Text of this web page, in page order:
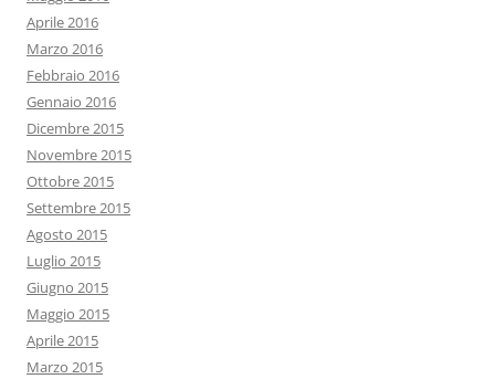
Aprile 2016
Marzo 2016
Febbraio 2016
Gennaio 2016
Dicembre 2015
Novembre 2015
Ottobre 2015
Settembre 2015
Agosto 2015
Luglio 2015
Giugno 2015
Maggio 2015
Aprile 2015
Marzo 2015